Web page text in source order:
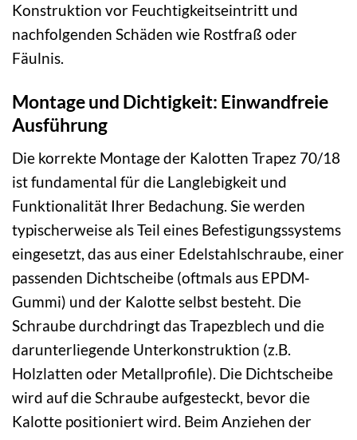
Konstruktion vor Feuchtigkeitseintritt und
nachfolgenden Schäden wie Rostfraß oder
Fäulnis.
Montage und Dichtigkeit: Einwandfreie
Ausführung
Die korrekte Montage der Kalotten Trapez 70/18
ist fundamental für die Langlebigkeit und
Funktionalität Ihrer Bedachung. Sie werden
typischerweise als Teil eines Befestigungssystems
eingesetzt, das aus einer Edelstahlschraube, einer
passenden Dichtscheibe (oftmals aus EPDM-
Gummi) und der Kalotte selbst besteht. Die
Schraube durchdringt das Trapezblech und die
darunterliegende Unterkonstruktion (z.B.
Holzlatten oder Metallprofile). Die Dichtscheibe
wird auf die Schraube aufgesteckt, bevor die
Kalotte positioniert wird. Beim Anziehen der